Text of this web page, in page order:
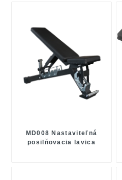
MD008 Nastaviteľná
posilňovacia lavica